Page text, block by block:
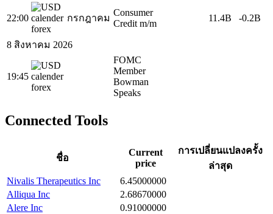
22:00 กรกฎาคม
Consumer
Credit m/m
11.4B -0.2B
8 สิงหาคม 2026
19:45
FOMC
Member
Bowman
Speaks
Connected Tools
ชื่อ
Current
price
การเปลี่ยนแปลงครั้ง
ล่าสุด
Nivalis Therapeutics Inc
6.45000000
Alliqua Inc
2.68670000
Alere Inc
0.91000000